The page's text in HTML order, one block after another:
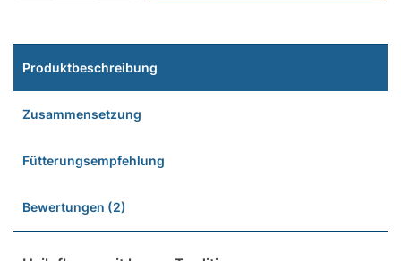
Produktbeschreibung
Zusammensetzung
Fütterungsempfehlung
Bewertungen (2)